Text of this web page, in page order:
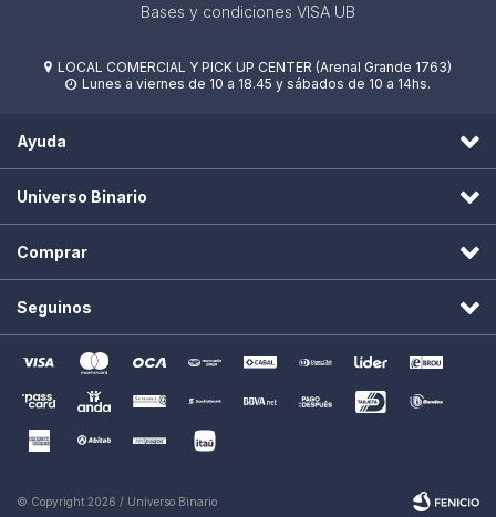
Bases y condiciones VISA UB
 LOCAL COMERCIAL Y PICK UP CENTER (Arenal Grande 1763)
 Lunes a viernes de 10 a 18.45 y sábados de 10 a 14hs.
Ayuda
Universo Binario
Comprar
Seguinos
© Copyright 2026 / Universo Binario